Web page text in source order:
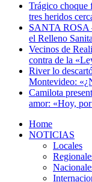
Trágico choque
tres heridos
SANTA ROSA
el Relleno
Vecinos de
contra de la
River lo
Montevideo:
Camilota
amor: «Hoy,
Home
NOTICIAS
Locales